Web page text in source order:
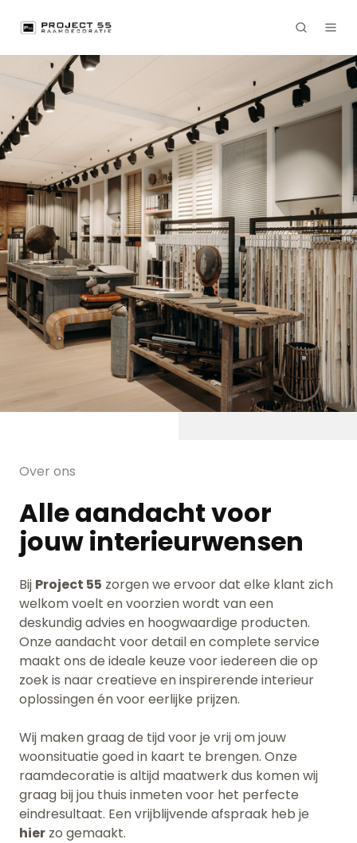
Over ons
Alle aandacht voor
jouw interieurwensen
Bij Project 55 zorgen we ervoor dat elke klant zich
welkom voelt en voorzien wordt van een
deskundig advies en hoogwaardige producten.
Onze aandacht voor detail en complete service
maakt ons de ideale keuze voor iedereen die op
zoek is naar creatieve en inspirerende interieur
oplossingen én voor eerlijke prijzen.
Wij maken graag de tijd voor je vrij om jouw
woonsituatie goed in kaart te brengen. Onze
raamdecoratie is altijd maatwerk dus komen wij
graag bij jou thuis inmeten voor het perfecte
eindresultaat. Een vrijblijvende afspraak heb je
hier zo gemaakt.